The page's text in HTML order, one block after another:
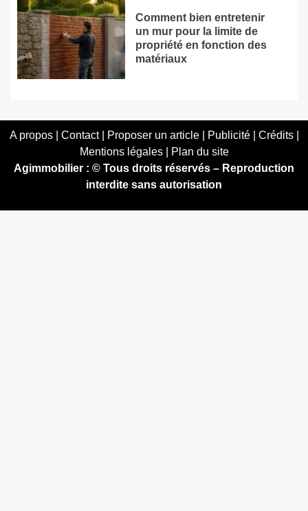
Comment bien entretenir
un mur pour la limite de
propriété en fonction des
matériaux
A propos | Contact | Proposer un article | Publicité | Crédits |
Mentions légales |
Plan du site
Agimmobilier : © Tous droits réservés – Reproduction
interdite sans autorisation